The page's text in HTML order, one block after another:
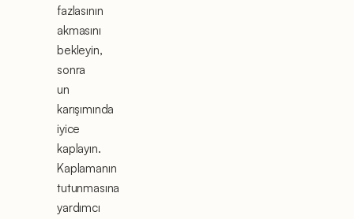
fazlasının
akmasını
bekleyin,
sonra
un
karışımında
iyice
kaplayın.
Kaplamanın
tutunmasına
yardımcı